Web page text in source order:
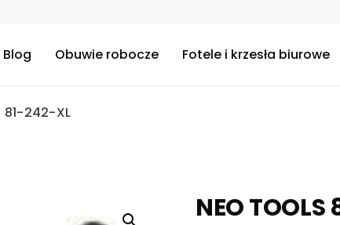
Blog Obuwie robocze Fotele i krzesła biurowe
81-242-XL
NEO